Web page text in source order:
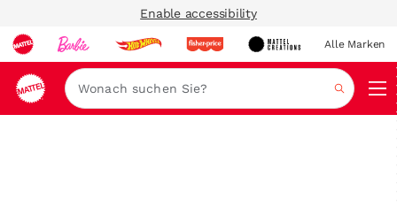
Enable accessibility
Alle Marken
Suche